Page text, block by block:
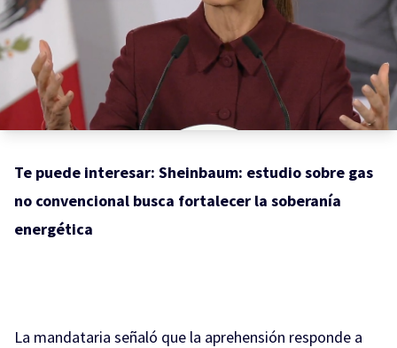
Te puede interesar: Sheinbaum: estudio sobre gas
no convencional busca fortalecer la soberanía
energética
La mandataria señaló que la aprehensión responde a